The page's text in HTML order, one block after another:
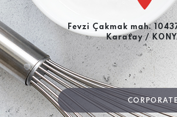
Fevzi Çakmak mah.
Karatay /
CORPORATE